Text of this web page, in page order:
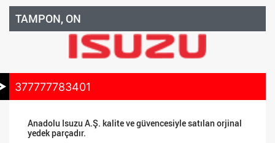
TAMPON, ON
377777783401
Anadolu Isuzu A.Ş. kalite ve güvencesiyle satılan orjinal
yedek parçadır.